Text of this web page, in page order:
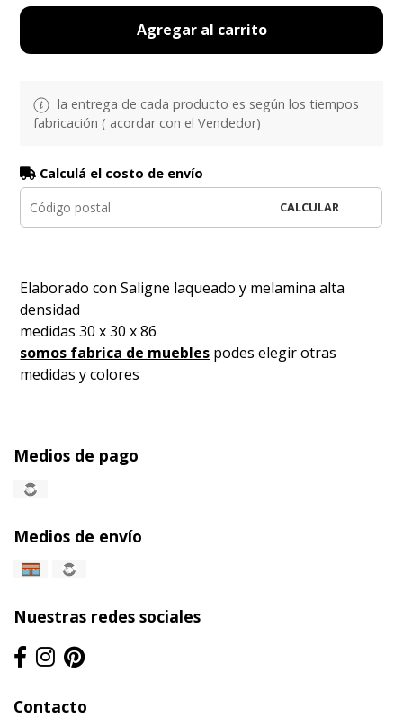
Agregar al carrito
la entrega de cada producto es según los tiempos
fabricación ( acordar con el Vendedor)
Calculá el costo de envío
CALCULAR
Elaborado con Saligne laqueado y melamina alta
densidad
medidas 30 x 30 x 86
somos fabrica de muebles podes elegir otras
medidas y colores
Medios de pago
Medios de envío
Nuestras redes sociales
Contacto